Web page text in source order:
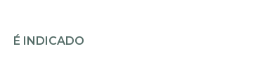
É INDICADO